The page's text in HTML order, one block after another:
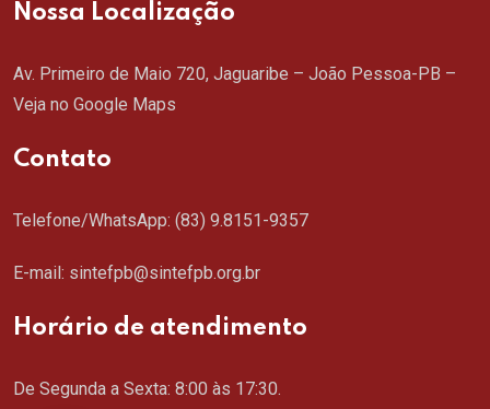
Nossa Localização
Av. Primeiro de Maio 720, Jaguaribe – João Pessoa-PB –
Veja no Google Maps
Contato
Telefone/WhatsApp: (83) 9.8151-9357
E-mail: sintefpb@sintefpb.org.br
Horário de atendimento
De Segunda a Sexta: 8:00 às 17:30.